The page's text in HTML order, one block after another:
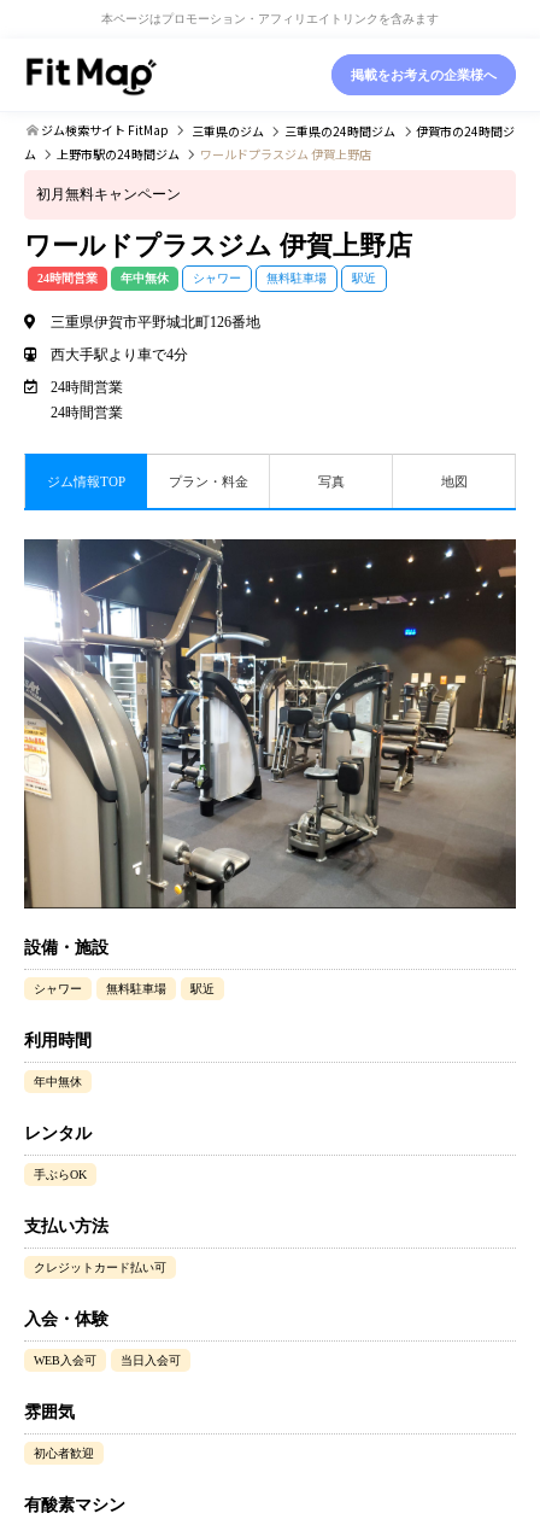
本ページはプロモーション・アフィリエイトリンクを含みます
掲載をお考えの企業様へ
ジム検索サイト FitMap 三重県のジム 三重県の24時間ジム 伊賀市の24時間ジ
ム
上野市駅の24時間ジム ワールドプラスジム 伊賀上野店
初月無料キャンペーン
ワールドプラスジム 伊賀上野店
24時間営業 年中無休 シャワー 無料駐車場 駅近
三重県伊賀市平野城北町126番地
西大手駅より車で4分
24時間営業
24時間営業
ジム情報TOP プラン・料金 写真 地図
設備・施設
シャワー 無料駐車場 駅近
利用時間
年中無休
レンタル
手ぶらOK
支払い方法
クレジットカード払い可
入会・体験
WEB入会可 当日入会可
雰囲気
初心者歓迎
有酸素マシン